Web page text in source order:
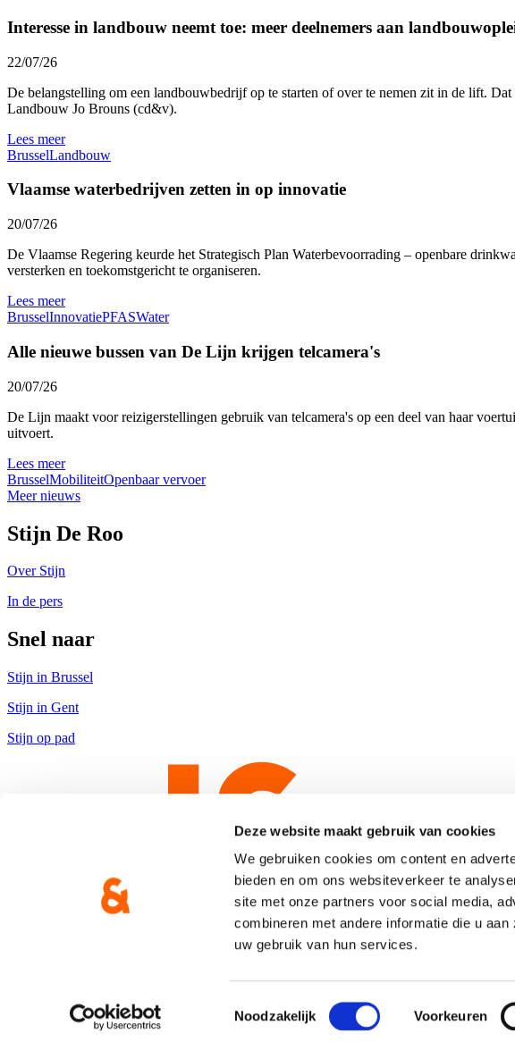
Deze website maakt gebruik van cookies
We gebruiken cookies om content en
bieden en om ons websiteverkeer te
site met onze partners voor social media,
combineren met andere informatie die u
uw gebruik van hun services.
Toestemmingsselectie
Noodzakelijk Voorkeuren
Interesse in landbouw neemt toe: meer deelnemers aan
22/07/26
De belangstelling om een landbouwbedrijf op te starten of over te nemen zit in de lift.
Landbouw Jo Brouns (cd&v).
Lees meer
BrusselLandbouw
Vlaamse waterbedrijven zetten in op innovatie
20/07/26
De Vlaamse Regering keurde het Strategisch Plan Waterbevoorrading – openbare
versterken en toekomstgericht te organiseren.
Lees meer
BrusselInnovatiePFASWater
Alle nieuwe bussen van De Lijn krijgen telcamera's
20/07/26
De Lijn maakt voor reizigerstellingen gebruik van telcamera's op een deel van haar
uitvoert.
Lees meer
BrusselMobiliteitOpenbaar vervoer
Meer nieuws
Stijn De Roo
Over Stijn
In de pers
Snel naar
Stijn in Brussel
Stijn in Gent
Stijn op pad
Brand Response